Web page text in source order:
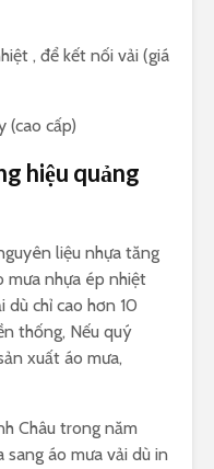
, để kết nối vải (giá
(cao cấp)
hiệu quảng
liệu nhựa tăng
mưa nhựa ép nhiệt
chỉ cao hơn 10
thống, Nếu quý
xuất áo mưa,
Châu trong năm
sang áo mưa vải dù in